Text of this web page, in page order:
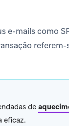
e-mails como
referem-
de
eficaz.